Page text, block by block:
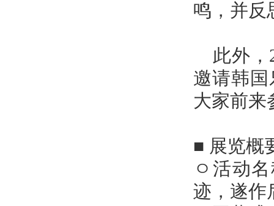
鸣，并反
此外
邀请韩
大家前来
■ 展览概
ㅇ活动
迹，遂作